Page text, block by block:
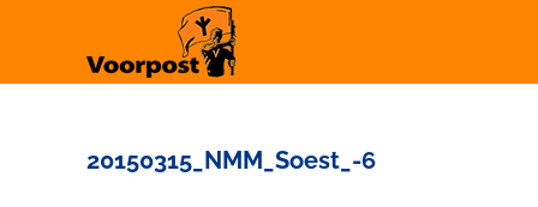
20150315_NMM_Soest_-6